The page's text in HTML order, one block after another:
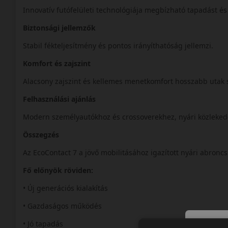
Innovatív futófelületi technológiája megbízható tapadást és
Biztonsági jellemzők
Stabil fékteljesítmény és pontos irányíthatóság jellemzi.
Komfort és zajszint
Alacsony zajszint és kellemes menetkomfort hosszabb utak
Felhasználási ajánlás
Modern személyautókhoz és crossoverekhez, nyári
Összegzés
Az EcoContact 7 a jövő mobilitásához igazított nyári abroncs.
Fő előnyök röviden:
• Új generációs kialakítás
• Gazdaságos működés
• Jó tapadás